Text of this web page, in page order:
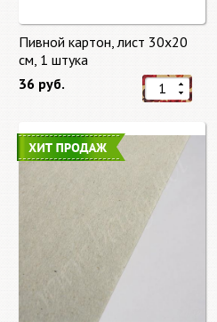
Пивной картон, лист 30х20
cм, 1 штука
36 руб.